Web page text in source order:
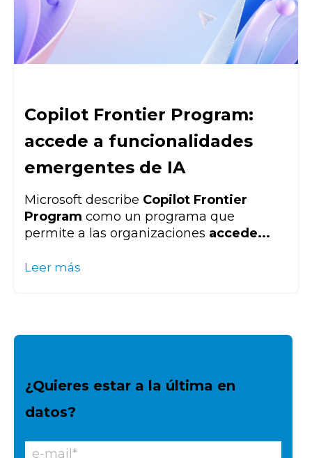
Copilot Frontier Program:
accede a funcionalidades
emergentes de IA
Microsoft describe Copilot Frontier
Program como un programa que
permite a las organizaciones accede...
Leer más
¿Quieres estar a la última en
datos?